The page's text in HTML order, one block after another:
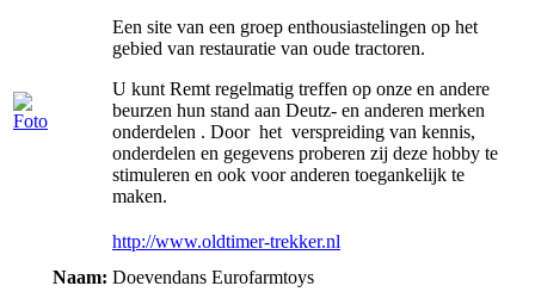
Een site van een groep enthousiastelingen op het
gebied van restauratie van oude tractoren.
U kunt Remt regelmatig treffen op onze en andere
beurzen hun stand aan Deutz- en anderen merken
onderdelen . Door het verspreiding van kennis,
onderdelen en gegevens proberen zij deze hobby te
stimuleren en ook voor anderen toegankelijk te
maken.
http://www.oldtimer-trekker.nl
Naam: Doevendans Eurofarmtoys